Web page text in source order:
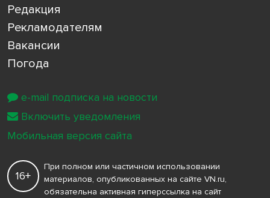
Редакция
Рекламодателям
Вакансии
Погода
16+
При полном или частичном использовании
материалов, опубликованных на сайте VN.ru,
обязательна активная гиперссылка на сайт
e-mail подписка на новости
Включить уведомления
Мобильная версия сайта